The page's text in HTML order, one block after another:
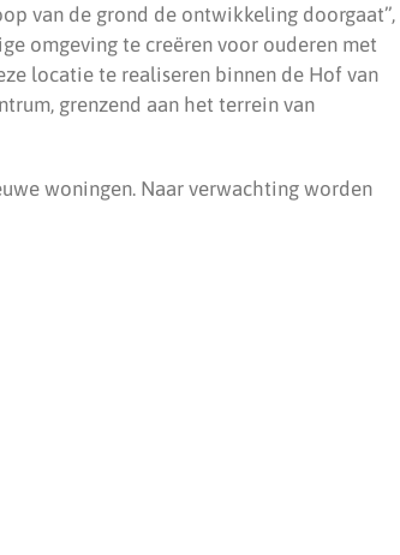
van de grond de ontwikkeling doorgaat”,
omgeving te creëren voor ouderen met
locatie te realiseren binnen de Hof van
grenzend aan het terrein van
woningen. Naar verwachting worden